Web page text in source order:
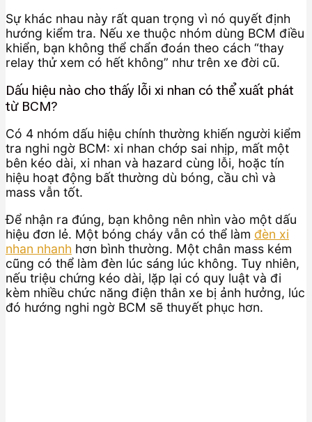
Sự khác nhau này rất quan trọng vì nó quyết định
hướng kiểm tra. Nếu xe thuộc nhóm dùng BCM điều
khiển, bạn không thể chẩn đoán theo cách “thay
relay thử xem có hết không” như trên xe đời cũ.
Dấu hiệu nào cho thấy lỗi xi nhan có thể xuất phát
từ BCM?
Có 4 nhóm dấu hiệu chính thường khiến người kiểm
tra nghi ngờ BCM: xi nhan chớp sai nhịp, mất một
bên kéo dài, xi nhan và hazard cùng lỗi, hoặc tín
hiệu hoạt động bất thường dù bóng, cầu chì và
mass vẫn tốt.
Để nhận ra đúng, bạn không nên nhìn vào một dấu
hiệu đơn lẻ. Một bóng cháy vẫn có thể làm đèn xi
nhan nhanh hơn bình thường. Một chân mass kém
cũng có thể làm đèn lúc sáng lúc không. Tuy nhiên,
nếu triệu chứng kéo dài, lặp lại có quy luật và đi
kèm nhiều chức năng điện thân xe bị ảnh hưởng, lúc
đó hướng nghi ngờ BCM sẽ thuyết phục hơn.